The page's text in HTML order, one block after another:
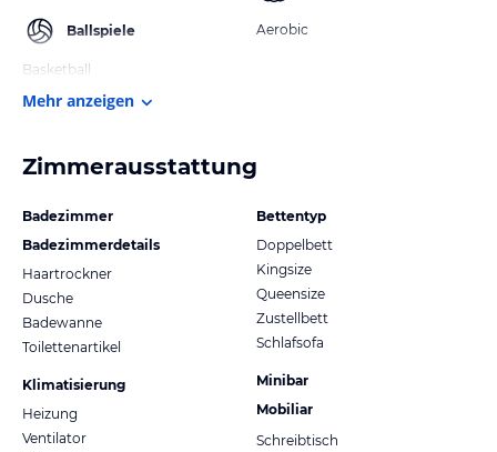
Ballspiele
Basketball
Aerobic
Mehr anzeigen
Zimmerausstattung
Badezimmer
Badezimmerdetails
Haartrockner
Dusche
Badewanne
Toilettenartikel
Klimatisierung
Heizung
Ventilator
Bettentyp
Doppelbett
Kingsize
Queensize
Zustellbett
Schlafsofa
Minibar
Mobiliar
Schreibtisch